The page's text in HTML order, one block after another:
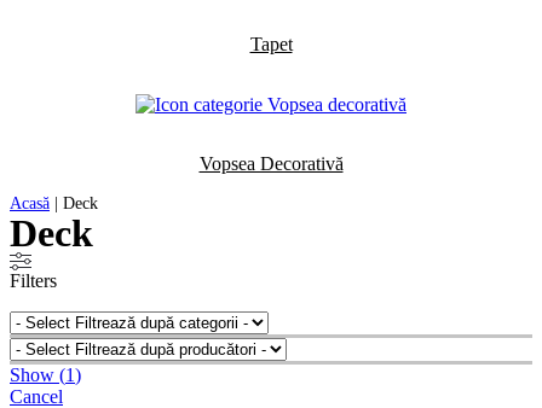
Tapet
Vopsea Decorativă
Acasă Deck
Deck
Filters
Show (1)
Cancel